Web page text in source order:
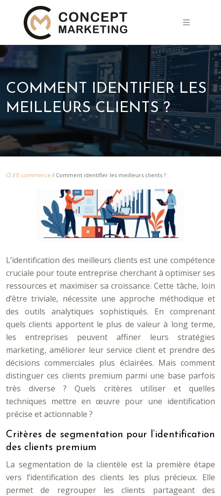
COMMENT IDENTIFIER LES
MEILLEURS CLIENTS ?
/ E-commerce / Comment identifier les meilleurs clients ?
L’identification des meilleurs clients est une compétence
cruciale pour toute entreprise cherchant à optimiser ses
ressources et maximiser sa croissance. Cette tâche, loin
d’être triviale, nécessite une approche méthodique et
des outils analytiques sophistiqués. En comprenant
quels clients apportent le plus de valeur à long terme,
les entreprises peuvent affiner leurs stratégies
marketing, améliorer leur service client et prendre des
décisions commerciales plus éclairées. Mais comment
distinguer ces clients premium parmi une base parfois
très diverse ? Quels critères utiliser et quelles
techniques mettre en œuvre pour une identification
précise et actionnable ?
Critères de segmentation pour l’identification
des clients premium
La segmentation de la clientèle est la première étape
vers l’identification des clients les plus précieux. Elle
permet de regrouper les clients partageant des